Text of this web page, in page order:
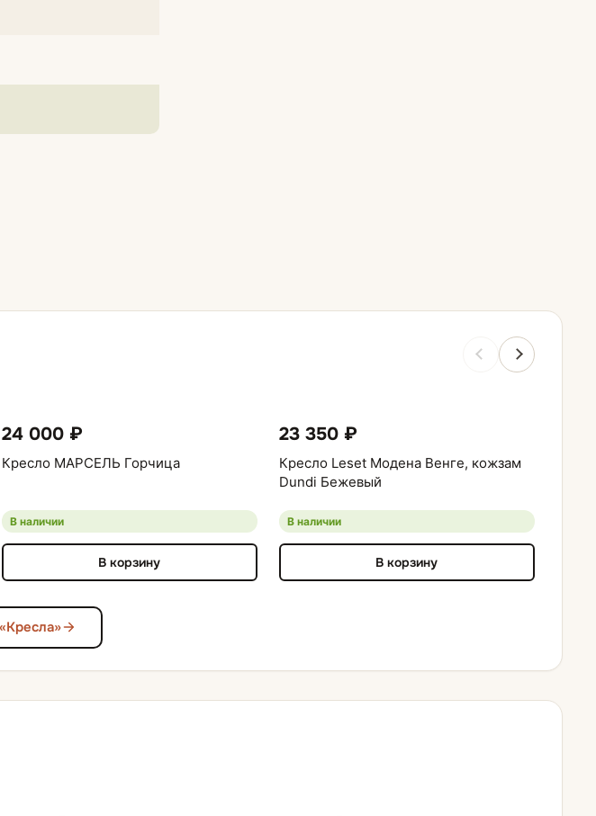
24 000 ₽
Кресло МАРСЕЛЬ Горчица
В наличии
В корзину
23 350 ₽
Кресло Leset Модена Венге, кожзам
Dundi Бежевый
В наличии
В корзину